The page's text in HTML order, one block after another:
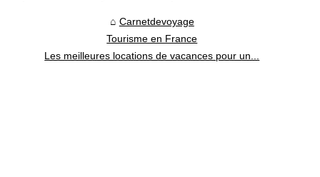
Carnetdevoyage
Tourisme en France
Les meilleures locations de vacances pour un...